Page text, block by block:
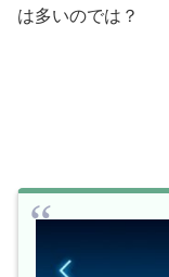
は多いのでは？